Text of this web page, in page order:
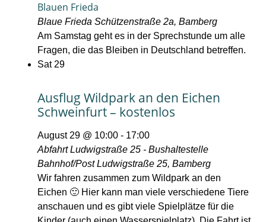
Blauen Frieda
Blaue FriedaSchützenstraße 2a, Bamberg
Am Samstag geht es in der Sprechstunde um alle
Fragen, die das Bleiben in Deutschland betreffen.
Sat 29
Ausflug Wildpark an den Eichen
Schweinfurt – kostenlos
August 29 @ 10:00 - 17:00
Abfahrt Ludwigstraße 25 - Bushaltestelle
Bahnhof/PostLudwigstraße 25, Bamberg
Wir fahren zusammen zum Wildpark an den
Eichen 🙂 Hier kann man viele verschiedene Tiere
anschauen und es gibt viele Spielplätze für die